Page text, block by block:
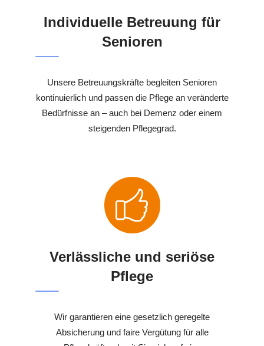
Individuelle Betreuung für
Senioren
Unsere Betreuungskräfte begleiten Senioren
kontinuierlich und passen die Pflege an veränderte
Bedürfnisse an – auch bei Demenz oder einem
steigenden Pflegegrad.
Verlässliche und seriöse
Pflege
Wir garantieren eine gesetzlich geregelte
Absicherung und faire Vergütung für alle